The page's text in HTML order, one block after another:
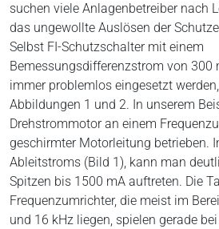
suchen viele Anlagenbetreiber nach
das ungewollte Auslösen der
Selbst FI-Schutzschalter mit einem
Bemessungsdifferenzstrom von 300
immer problemlos eingesetzt
Abbildungen 1 und 2. In unserem
Drehstrommotor an einem
geschirmter Motorleitung betrieben.
Ableitstroms (Bild 1 ), kann man
Spitzen bis 1500 mA auftreten. Die
Frequenzumrichter, die meist im
und 16 kHz liegen, spielen gerade